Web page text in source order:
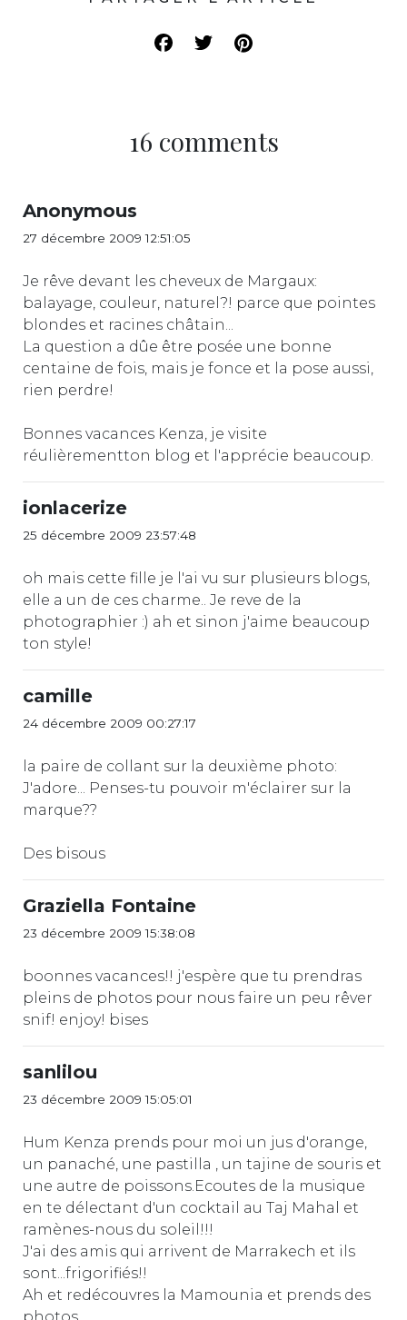
16 comments
Anonymous
27 décembre 2009 12:51:05
Je rêve devant les cheveux de Margaux:
balayage, couleur, naturel?! parce que pointes
blondes et racines châtain...
La question a dûe être posée une bonne
centaine de fois, mais je fonce et la pose aussi,
rien perdre!
Bonnes vacances Kenza, je visite
réulièrementton blog et l'apprécie beaucoup.
ionlacerize
25 décembre 2009 23:57:48
oh mais cette fille je l'ai vu sur plusieurs blogs,
elle a un de ces charme.. Je reve de la
photographier :) ah et sinon j'aime beaucoup
ton style!
camille
24 décembre 2009 00:27:17
la paire de collant sur la deuxième photo:
J'adore... Penses-tu pouvoir m'éclairer sur la
marque??
Des bisous
Graziella Fontaine
23 décembre 2009 15:38:08
boonnes vacances!! j'espère que tu prendras
pleins de photos pour nous faire un peu rêver
snif! enjoy! bises
sanlilou
23 décembre 2009 15:05:01
Hum Kenza prends pour moi un jus d'orange,
un panaché, une pastilla , un tajine de souris et
une autre de poissons.Ecoutes de la musique
en te délectant d'un cocktail au Taj Mahal et
ramènes-nous du soleil!!!
J'ai des amis qui arrivent de Marrakech et ils
sont...frigorifiés!!
Ah et redécouvres la Mamounia et prends des
photos.